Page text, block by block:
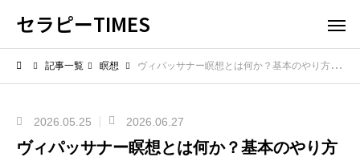
セラピーTIMES
記事一覧 瞑想 ヴィパッサナー瞑想とは何か？基本のやり方と心得をわかりやすく解説
2026.05.25 2026.06.27
ヴィパッサナー瞑想とは何か？基本のやり方